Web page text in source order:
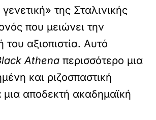
της Σταλινικής
που μειώνει την
του αξιοπιστία. Αυτό
Athena περισσότερο μια
και ριζοσπαστική
αποδεκτή ακαδημαϊκή